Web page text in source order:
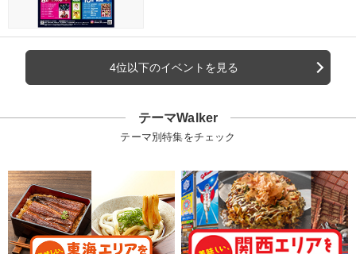
4位以下のイベントを見る
テーマWalker
テーマ別特集をチェック